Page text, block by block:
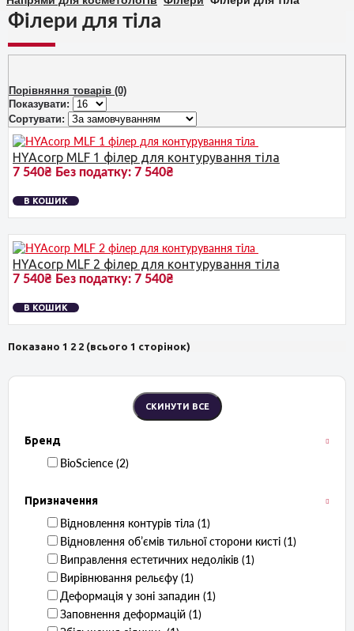
Бренд
BioScience ‏ (2)
Призначення
Відновлення контурів тіла ‏ (1)
Відновлення обʼємів тильної сторони кисті ‏ (1)
Виправлення естетичних недоліків ‏ (1)
Вирівнювання рельєфу ‏ (1)
Деформація у зоні западин ‏ (1)
Заповнення деформацій ‏ (1)
Філери для тіла
Порівняння товарів (0)
Показувати:
Сортувати:
HYAcorp MLF 1 філер для контурування тіла
7 540₴ Без податку: 7 540₴
В КОШИК
HYAcorp MLF 2 філер для контурування тіла
7 540₴ Без податку: 7 540₴
В КОШИК
Показано 1 2 2 (всього 1 сторінок)